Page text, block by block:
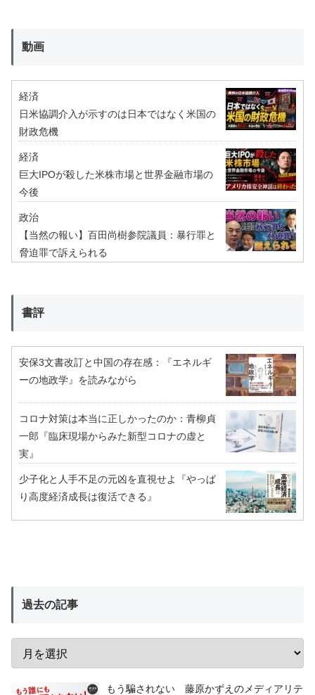
動画
経済
日米協調介入が示すのは日本ではなく米国の
財政危機
経済
巨大IPOが殺した米株市場と世界金融市場の
今後
政治
【当然の報い】百田尚樹参院議員：暴行罪と
脅迫罪で訴えられる
書評
安保3文書改訂と中国の存在感：『エネルギ
ーの地政学』を読みながら
コロナ対策は本当に正しかったのか：青柳貞
一郎『臨床現場からみた新型コロナの虚と
実』
少子化と人手不足の元凶を直視せよ『やっぱ
り高度経済成長は復活できる』
過去の記事
もう騙されない 藤原かずえのメディアリテ